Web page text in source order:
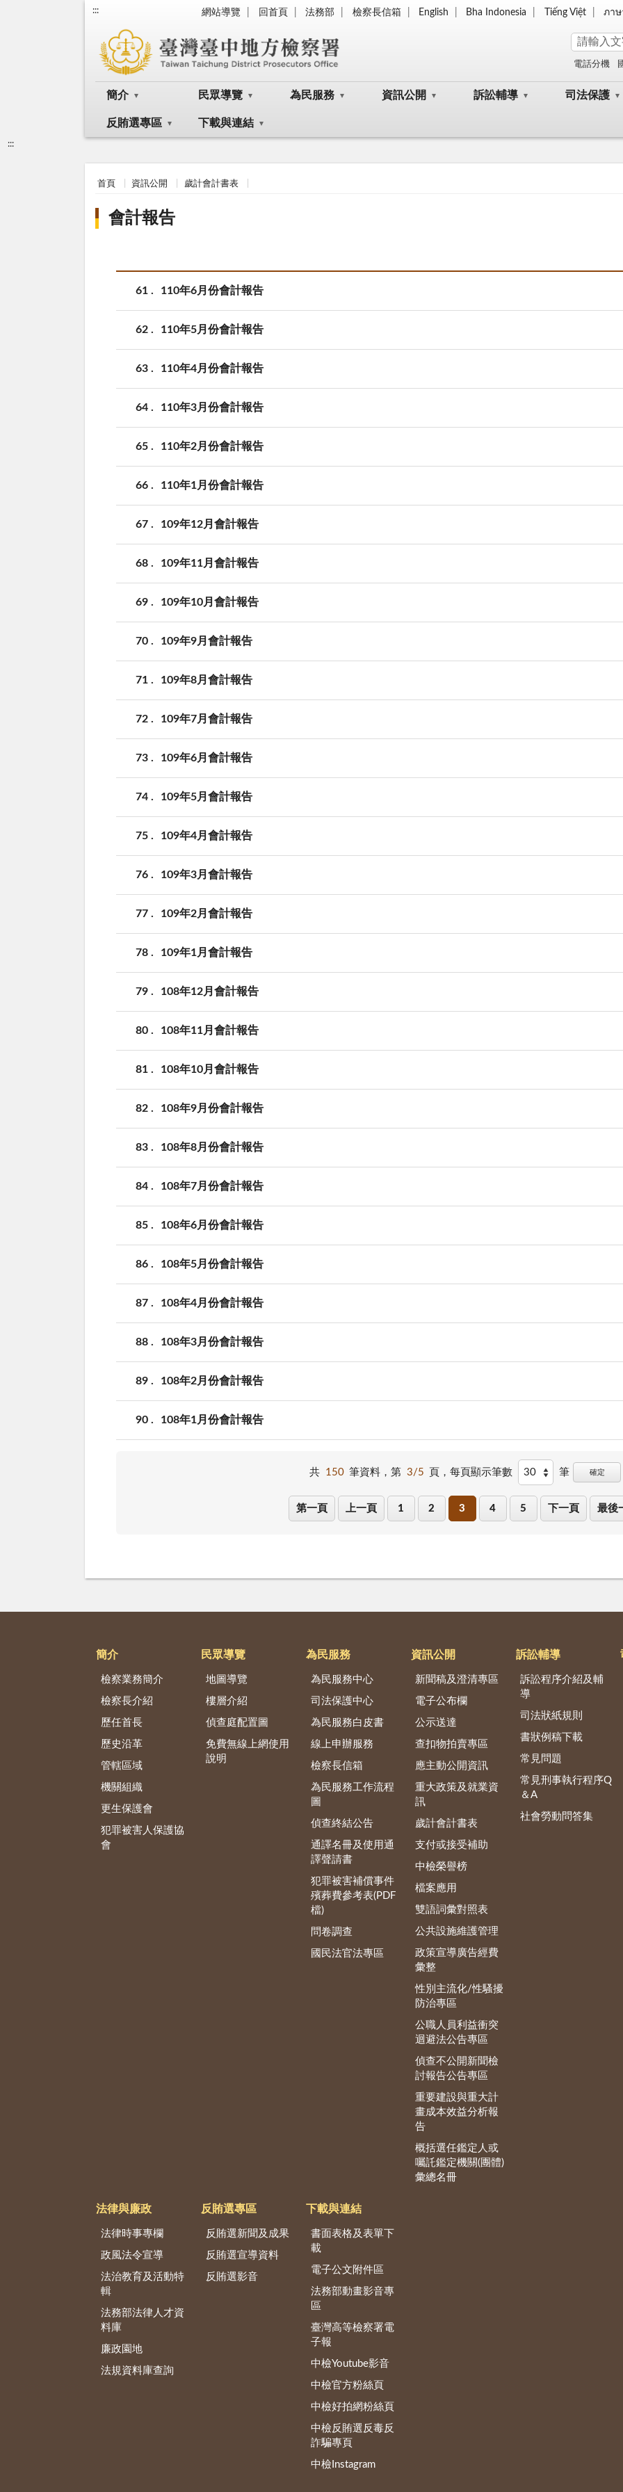
::: 網站導覽 回首頁 法務部 檢察長信箱 English Bha Indonesia Tiếng Việt ภาษ
電話分機
簡介 民眾導覽 為民服務 資訊公開 訴訟輔導 司法保護
反賄選專區 下載與連結
:::
首頁 資訊公開 歲計會計書表
會計報告
61 110年6月份會計報告
62 110年5月份會計報告
63 110年4月份會計報告
64 110年3月份會計報告
65 110年2月份會計報告
66 110年1月份會計報告
67 109年12月會計報告
68 109年11月會計報告
69 109年10月會計報告
70 109年9月會計報告
71 109年8月會計報告
72 109年7月會計報告
73 109年6月會計報告
74 109年5月會計報告
75 109年4月會計報告
76 109年3月會計報告
77 109年2月會計報告
78 109年1月會計報告
79 108年12月會計報告
80 108年11月會計報告
81 108年10月會計報告
82 108年9月份會計報告
83 108年8月份會計報告
84 108年7月份會計報告
85 108年6月份會計報告
86 108年5月份會計報告
87 108年4月份會計報告
88 108年3月份會計報告
89 108年2月份會計報告
90 108年1月份會計報告
共 150 筆資料，第 3/5 頁，每頁顯示筆數 筆 確定
第一頁 上一頁 1 2 3 4 5 下一頁 最後
簡介
檢察業務簡介
檢察長介紹
歷任首長
歷史沿革
管轄區域
機關組織
更生保護會
犯罪被害人保護協
會
民眾導覽
地圖導覽
樓層介紹
偵查庭配置圖
免費無線上網使用
說明
為民服務
為民服務中心
司法保護中心
為民服務白皮書
線上申辦服務
檢察長信箱
為民服務工作流程
圖
偵查終結公告
通譯名冊及使用通
譯聲請書
犯罪被害補償事件
殯葬費參考表(PDF
檔)
問卷調查
國民法官法專區
資訊公開
新聞稿及澄清專區
電子公布欄
公示送達
查扣物拍賣專區
應主動公開資訊
重大政策及就業資
訊
歲計會計書表
支付或接受補助
中檢榮譽榜
檔案應用
雙語詞彙對照表
公共設施維護管理
政策宣導廣告經費
彙整
性別主流化/性騷擾
防治專區
公職人員利益衝突
迴避法公告專區
偵查不公開新聞檢
討報告公告專區
重要建設與重大計
畫成本效益分析報
告
概括選任鑑定人或
囑託鑑定機關(團體)
彙總名冊
訴訟輔導
訴訟程序介紹及輔
導
司法狀紙規則
書狀例稿下載
常見問題
常見刑事執行程序Q
＆A
社會勞動問答集
法律與廉政
法律時事專欄
政風法令宣導
法治教育及活動特
輯
法務部法律人才資
料庫
廉政園地
法規資料庫查詢
反賄選專區
反賄選新聞及成果
反賄選宣導資料
反賄選影音
下載與連結
書面表格及表單下
載
電子公文附件區
法務部動畫影音專
區
臺灣高等檢察署電
子報
中檢Youtube影音
中檢官方粉絲頁
中檢好拍網粉絲頁
中檢反賄選反毒反
詐騙專頁
中檢Instagram